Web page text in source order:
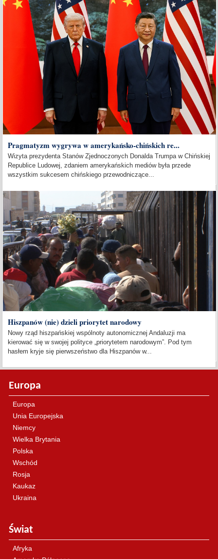
Pragmatyzm wygrywa w amerykańsko-chińskich re...
Wizyta prezydenta Stanów Zjednoczonych Donalda Trumpa w Chińskiej
Republice Ludowej, zdaniem amerykańskich mediów była przede
wszystkim sukcesem chińskiego przewodniczące...
Hiszpanów (nie) dzieli priorytet narodowy
Nowy rząd hiszpańskiej wspólnoty autonomicznej Andaluzji ma
kierować się w swojej polityce „priorytetem narodowym”. Pod tym
hasłem kryje się pierwszeństwo dla Hiszpanów w...
Europa
Europa
Unia Europejska
Niemcy
Wielka Brytania
Polska
Wschód
Rosja
Kaukaz
Ukraina
Świat
Afryka